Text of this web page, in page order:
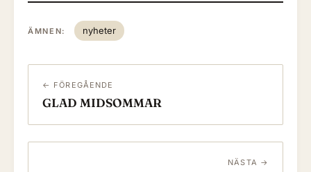
ÄMNEN: nyheter
← FÖREGÅENDE
GLAD MIDSOMMAR
NÄSTA →